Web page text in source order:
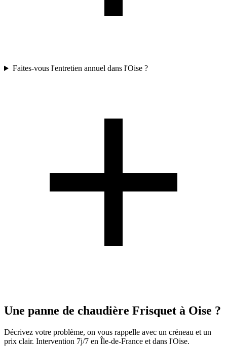
Faites-vous l'entretien annuel dans l'Oise ?
Une panne de chaudière Frisquet à Oise ?
Décrivez votre problème, on vous rappelle avec un créneau et un
prix clair. Intervention 7j/7 en Île-de-France et dans l'Oise.